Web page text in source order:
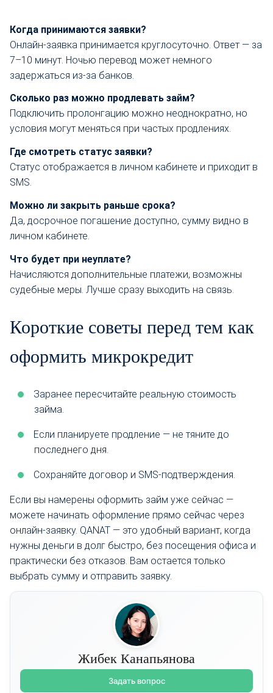
Когда принимаются заявки?
Онлайн-заявка принимается круглосуточно. Ответ — за
7–10 минут. Ночью перевод может немного
задержаться из-за банков.
Сколько раз можно продлевать займ?
Подключить пролонгацию можно неоднократно, но
условия могут меняться при частых продлениях.
Где смотреть статус заявки?
Статус отображается в личном кабинете и приходит в
SMS.
Можно ли закрыть раньше срока?
Да, досрочное погашение доступно, сумму видно в
личном кабинете.
Что будет при неуплате?
Начисляются дополнительные платежи, возможны
судебные меры. Лучше сразу выходить на связь.
Короткие советы перед тем как
оформить микрокредит
Заранее пересчитайте реальную стоимость
займа.
Если планируете продление — не тяните до
последнего дня.
Сохраняйте договор и SMS-подтверждения.
Если вы намерены оформить займ уже сейчас —
можете начинать оформление прямо сейчас через
онлайн-заявку. QANAT — это удобный вариант, когда
нужны деньги в долг быстро, без посещения офиса и
практически без отказов. Вам остается только
выбрать сумму и отправить заявку.
Жибек Канапьянова
Задать вопрос